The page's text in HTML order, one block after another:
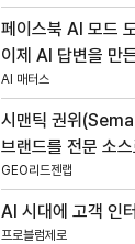
페이스북 AI 모드
이제 AI 답변을 만
AI 매터스
시맨틱 권위
브랜드를 전문 소
GEO리드젠랩
AI 시대에 고객 인
프로블럼제로